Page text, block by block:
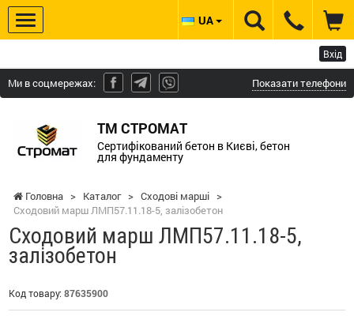
Вхід
Ми в соцмережах: Показати телефони
ТМ СТРОМАТ
Сертифікований бетон в Києві, бетон
для фундаменту
UA
Головна > Каталог > Сходові марші >
Сходовий марш ЛМП57.11.18-5, залізобетон
Сходовий марш ЛМП57.11.18-5,
залізобетон
Код товару: 87635900